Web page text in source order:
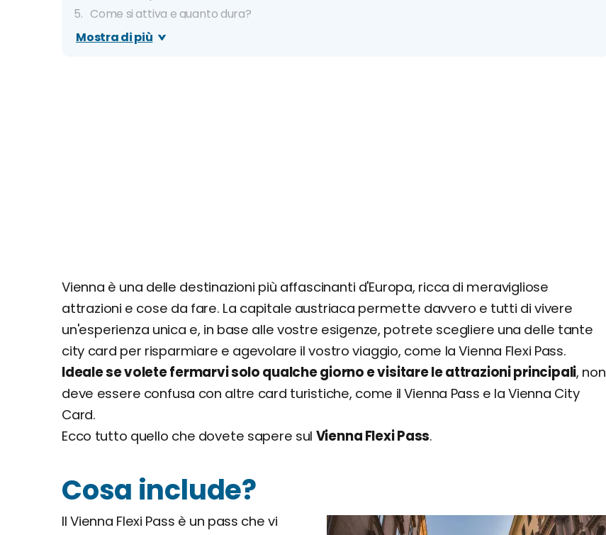
Come si attiva e quanto dura?
Faq
Mostra di più
Vienna è una delle destinazioni più affascinanti d'Europa, ricca di meravigliose
attrazioni e cose da fare. La capitale austriaca permette davvero e tutti di vivere
un'esperienza unica e, in base alle vostre esigenze, potrete scegliere una delle tante
city card per risparmiare e agevolare il vostro viaggio, come la Vienna Flexi Pass.
Ideale se volete fermarvi solo qualche giorno e visitare le attrazioni principali, non
deve essere confusa con altre card turistiche, come il Vienna Pass e la Vienna City
Card.
Ecco tutto quello che dovete sapere sul Vienna Flexi Pass.
Cosa include?
Il Vienna Flexi Pass è un pass che vi